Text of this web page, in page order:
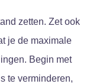
zetten. Zet ook
je de maximale
Begin met
te verminderen,